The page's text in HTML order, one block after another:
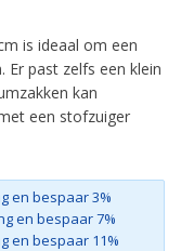
is ideaal om een
Er past zelfs een klein
kan
een stofzuiger
en bespaar 3%
en bespaar 7%
en bespaar 11%